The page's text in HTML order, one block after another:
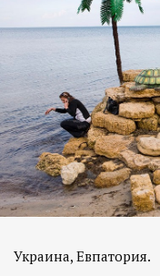
Украина, Евпатория.